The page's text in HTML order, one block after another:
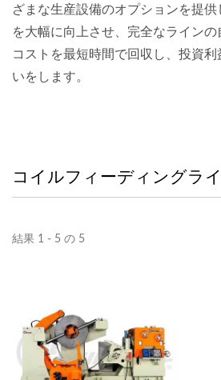
ざまな生産設備のオプションを提
を大幅に向上させ、完全なライン
コストを最短時間で回収し、投資
いをします。
コイルフィーディングラ
結果 1 - 5 の 5